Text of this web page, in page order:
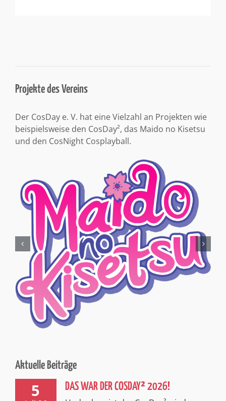
Projekte des Vereins
Der CosDay e. V. hat eine Vielzahl an Projekten wie
beispielsweise den CosDay², das Maido no Kisetsu
und den CosNight Cosplayball.
Aktuelle Beiträge
5 DAS WAR DER COSDAY² 2026!